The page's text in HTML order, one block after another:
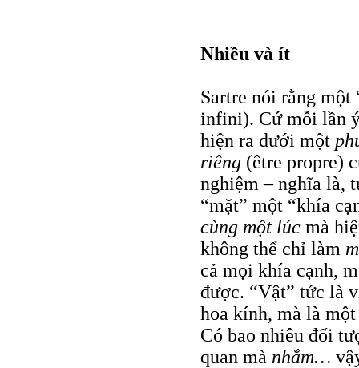
Nhiều và ít
Sartre nói rằng
infini). Cứ mỗi lần
hiện ra dưới một
riêng (être propre)
nghiệm – nghĩa là,
“mặt” một “khía
cùng một lúc mà
không thể chỉ làm
cả mọi khía cạnh,
được. “Vật” tức là
hoa kính, mà là
Có bao nhiêu đối
quan mà nhắm…